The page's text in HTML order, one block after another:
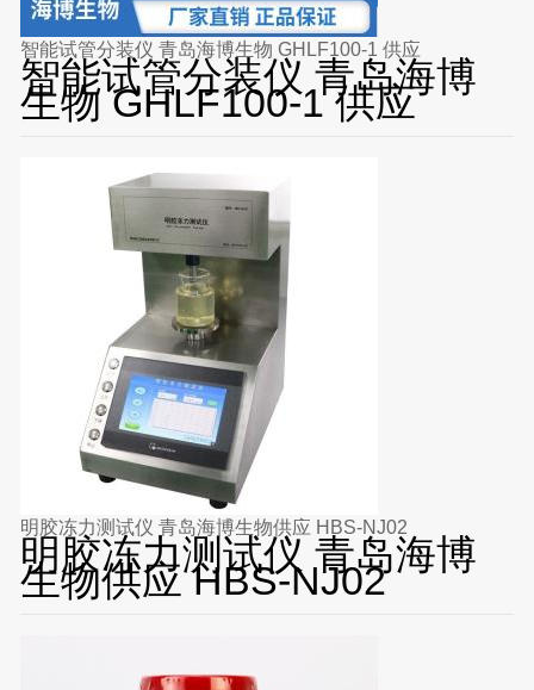
智能试管分装仪 青岛海博生物 GHLF100-1 供应
智能试管分装仪 青岛海博
生物 GHLF100-1 供应
明胶冻力测试仪 青岛海博生物供应 HBS-NJ02
明胶冻力测试仪 青岛海博
生物供应 HBS-NJ02